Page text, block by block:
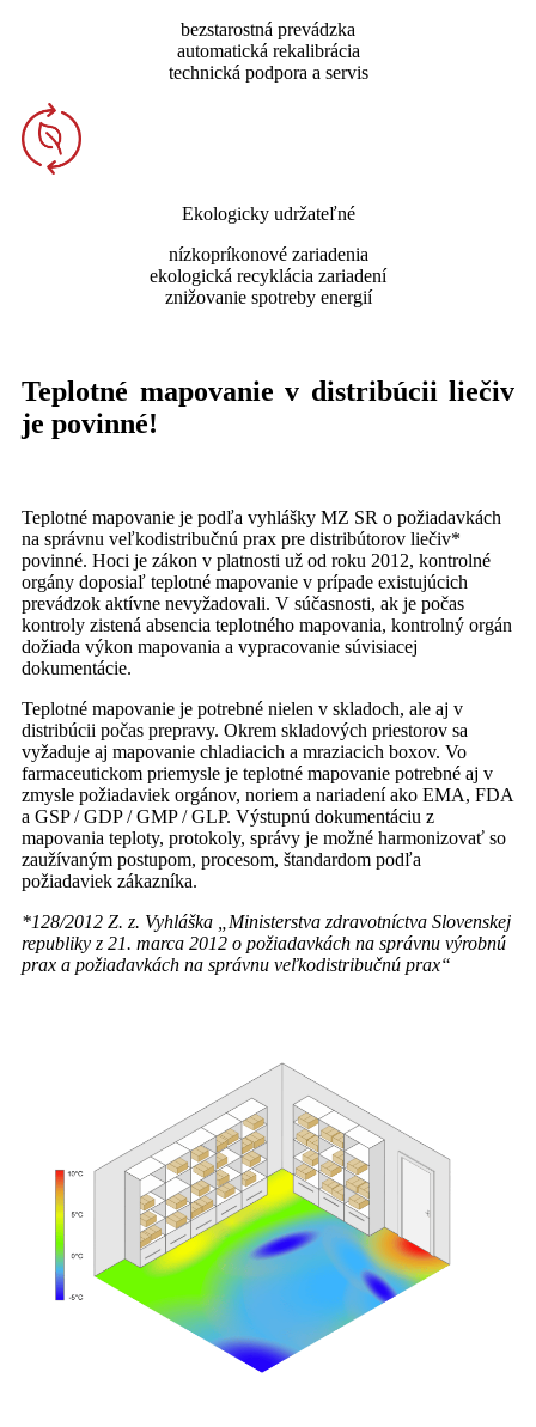
bezstarostná prevádzka
automatická rekalibrácia
technická podpora a servis
Ekologicky udržateľné
nízkopríkonové zariadenia
ekologická recyklácia zariadení
znižovanie spotreby energií
Teplotné mapovanie v distribúcii liečiv
je povinné!
Teplotné mapovanie je podľa vyhlášky MZ SR o požiadavkách
na správnu veľkodistribučnú prax pre distribútorov liečiv*
povinné. Hoci je zákon v platnosti už od roku 2012, kontrolné
orgány doposiaľ teplotné mapovanie v prípade existujúcich
prevádzok aktívne nevyžadovali. V súčasnosti, ak je počas
kontroly zistená absencia teplotného mapovania, kontrolný orgán
dožiada výkon mapovania a vypracovanie súvisiacej
dokumentácie.
Teplotné mapovanie je potrebné nielen v skladoch, ale aj v
distribúcii počas prepravy. Okrem skladových priestorov sa
vyžaduje aj mapovanie chladiacich a mraziacich boxov. Vo
farmaceutickom priemysle je teplotné mapovanie potrebné aj v
zmysle požiadaviek orgánov, noriem a nariadení ako EMA, FDA
a GSP / GDP / GMP / GLP. Výstupnú dokumentáciu z
mapovania teploty, protokoly, správy je možné harmonizovať so
zaužívaným postupom, procesom, štandardom podľa
požiadaviek zákazníka.
*128/2012 Z. z. Vyhláška „Ministerstva zdravotníctva Slovenskej
republiky z 21. marca 2012 o požiadavkách na správnu výrobnú
prax a požiadavkách na správnu veľkodistribučnú prax“